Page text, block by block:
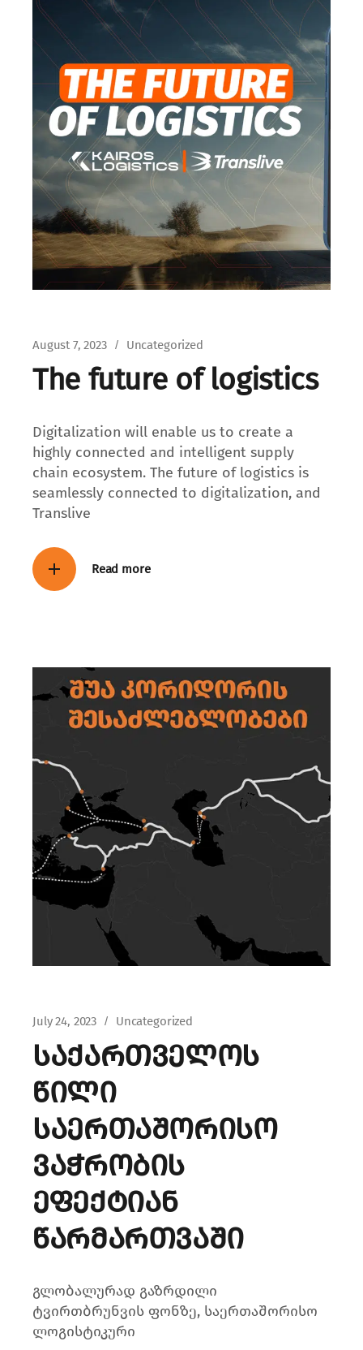
August 7, 2023 Uncategorized
The future of logistics
Digitalization will enable us to create a
highly connected and intelligent supply
chain ecosystem. The future of logistics is
seamlessly connected to digitalization, and
Translive
Read more
July 24, 2023 Uncategorized
საქართველოს
წილი
საერთაშორისო
ვაჭრობის
ეფექტიან
წარმართვაში
გლობალურად გაზრდილი
ტვირთბრუნვის ფონზე, საერთაშორისო
ლოგისტიკური